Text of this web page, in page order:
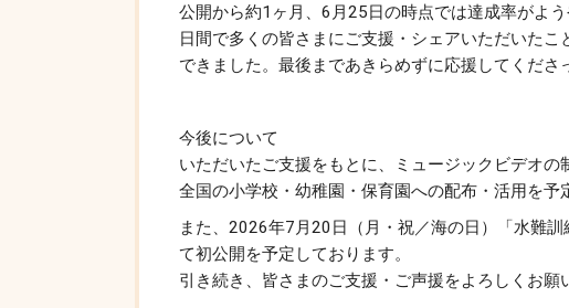
公開から約1ヶ月、6月25日の時点では達成率がよ
日間で多くの皆さまにご支援・シェアいただいた
できました。最後まであきらめずに応援してくださ
今後について
いただいたご支援をもとに、ミュージックビデオの
全国の小学校・幼稚園・保育園への配布・活用を予
また、2026年7月20日（月・祝／海の日）「水難
て初公開を予定しております。
引き続き、皆さまのご支援・ご声援をよろしくお願